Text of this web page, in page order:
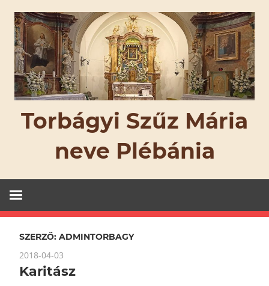
content
Torbágyi Szűz Mária
neve Plébánia
SZERZŐ: ADMINTORBAGY
2018-04-03
Karitász